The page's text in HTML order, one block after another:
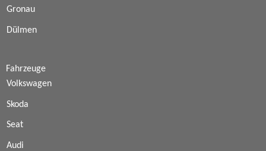
Gronau
Dülmen
Fahrzeuge
Volkswagen
Skoda
Seat
Audi